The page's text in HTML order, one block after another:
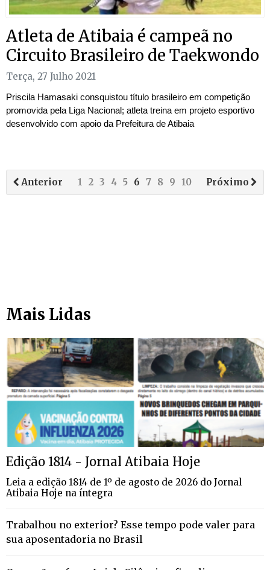
Atleta de Atibaia é campeã no
Circuito Brasileiro de Taekwondo
Terça, 27 Julho 2021
Priscila Hamasaki consquistou título brasileiro em competição
promovida pela Liga Nacional; atleta treina em projeto esportivo
desenvolvido com apoio da Prefeitura de Atibaia
Anterior Próximo
1 2 3 4 5 6 7 8 9 10
Mais Lidas
Edição 1814 - Jornal Atibaia Hoje
Leia a edição 1814 de 1º de agosto de 2026 do Jornal
Atibaia Hoje na íntegra
Trabalhou no exterior? Esse tempo pode valer para
sua aposentadoria no Brasil